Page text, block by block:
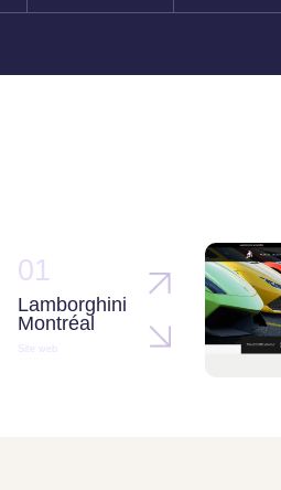
01
Lamborghini
Montréal
Site web